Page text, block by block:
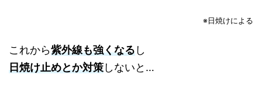
※ 日焼けによる
これから紫外線も強くなるし
日焼け止めとか対策しないと…